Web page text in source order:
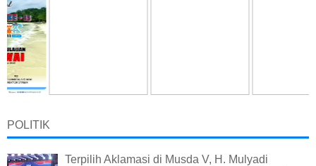
POLITIK
Terpilih Aklamasi di Musda V, H. Mulyadi